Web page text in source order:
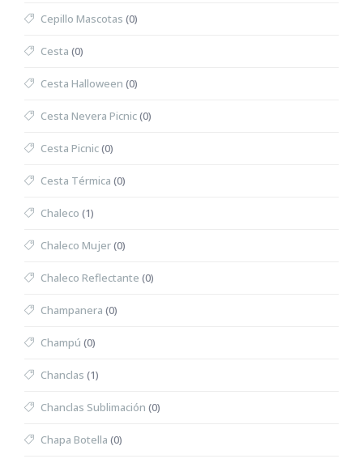
Cepillo Mascotas (0)
Cesta (0)
Cesta Halloween (0)
Cesta Nevera Picnic(0)
Cesta Picnic(0)
Cesta Térmica (0)
Chaleco (1)
Chaleco Mujer(0)
Chaleco Reflectante (0)
Champanera (0)
Champú (0)
Chanclas (1)
Chanclas Sublimación (0)
Chapa Botella (0)